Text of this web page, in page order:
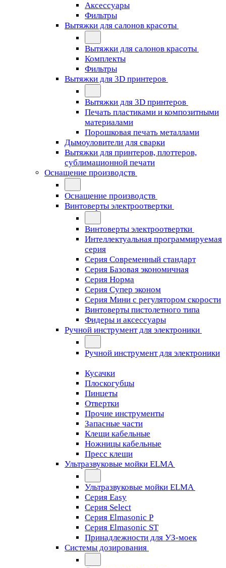
Аксессуары
Фильтры
Вытяжки для салонов красоты
Вытяжки для салонов красоты
Комплекты
Фильтры
Вытяжки для 3D принтеров
Вытяжки для 3D принтеров
Печать пластиками и композитными
материалами
Порошковая печать металлами
Дымоуловители для сварки
Вытяжки для принтеров, плоттеров,
сублимационной печати
Оснащение производств
Оснащение производств
Винтоверты электроотвертки
Винтоверты электроотвертки
Интеллектуальная программируемая
серия
Серия Современный стандарт
Серия Базовая экономичная
Серия Норма
Серия Cупер эконом
Серия Мини с регулятором скорости
Винтоверты пистолетного типа
Фидеры и аксессуары
Ручной инструмент для электроники
Ручной инструмент для электроники
Кусачки
Плоскогубцы
Пинцеты
Отвертки
Прочие инструменты
Запасные части
Клещи кабельные
Ножницы кабельные
Пресс клещи
Ультразвуковые мойки ELMA
Ультразвуковые мойки ELMA
Серия Easy
Серия Select
Серия Elmasonic P
Серия Elmasonic ST
Принадлежности для УЗ-моек
Системы дозирования